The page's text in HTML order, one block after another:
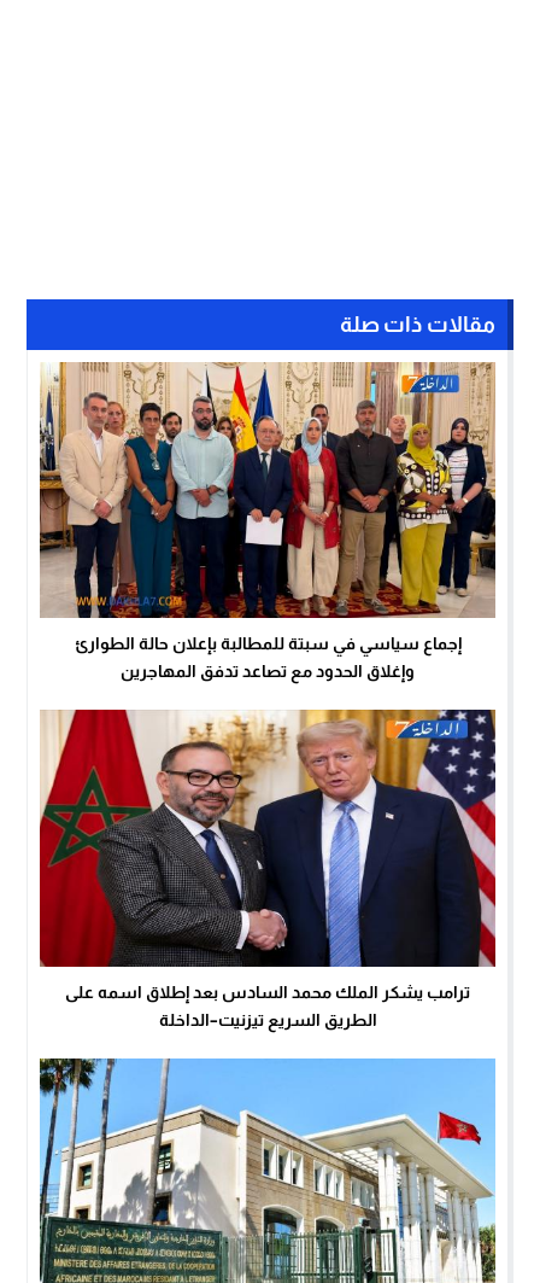
مقالات ذات صلة
إجماع سياسي في سبتة للمطالبة بإعلان حالة الطوارئ
وإغلاق الحدود مع تصاعد تدفق المهاجرين
ترامب يشكر الملك محمد السادس بعد إطلاق اسمه على
الطريق السريع تيزنيت–الداخلة